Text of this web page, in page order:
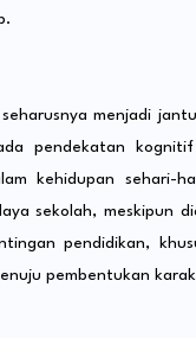
menjadi
pendekatan
kehidupan sehari-
sekolah, meskipun
pendidikan,
pembentukan